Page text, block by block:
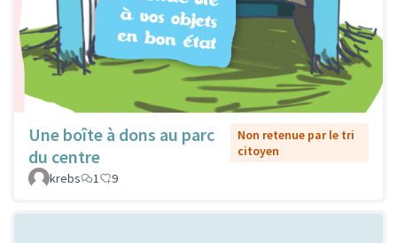
Une boîte à dons au parc
du centre
Non retenue par le tri
citoyen
krebs
1 9